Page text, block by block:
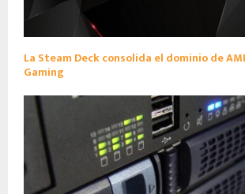
La Steam Deck consolida el dominio de
Gaming